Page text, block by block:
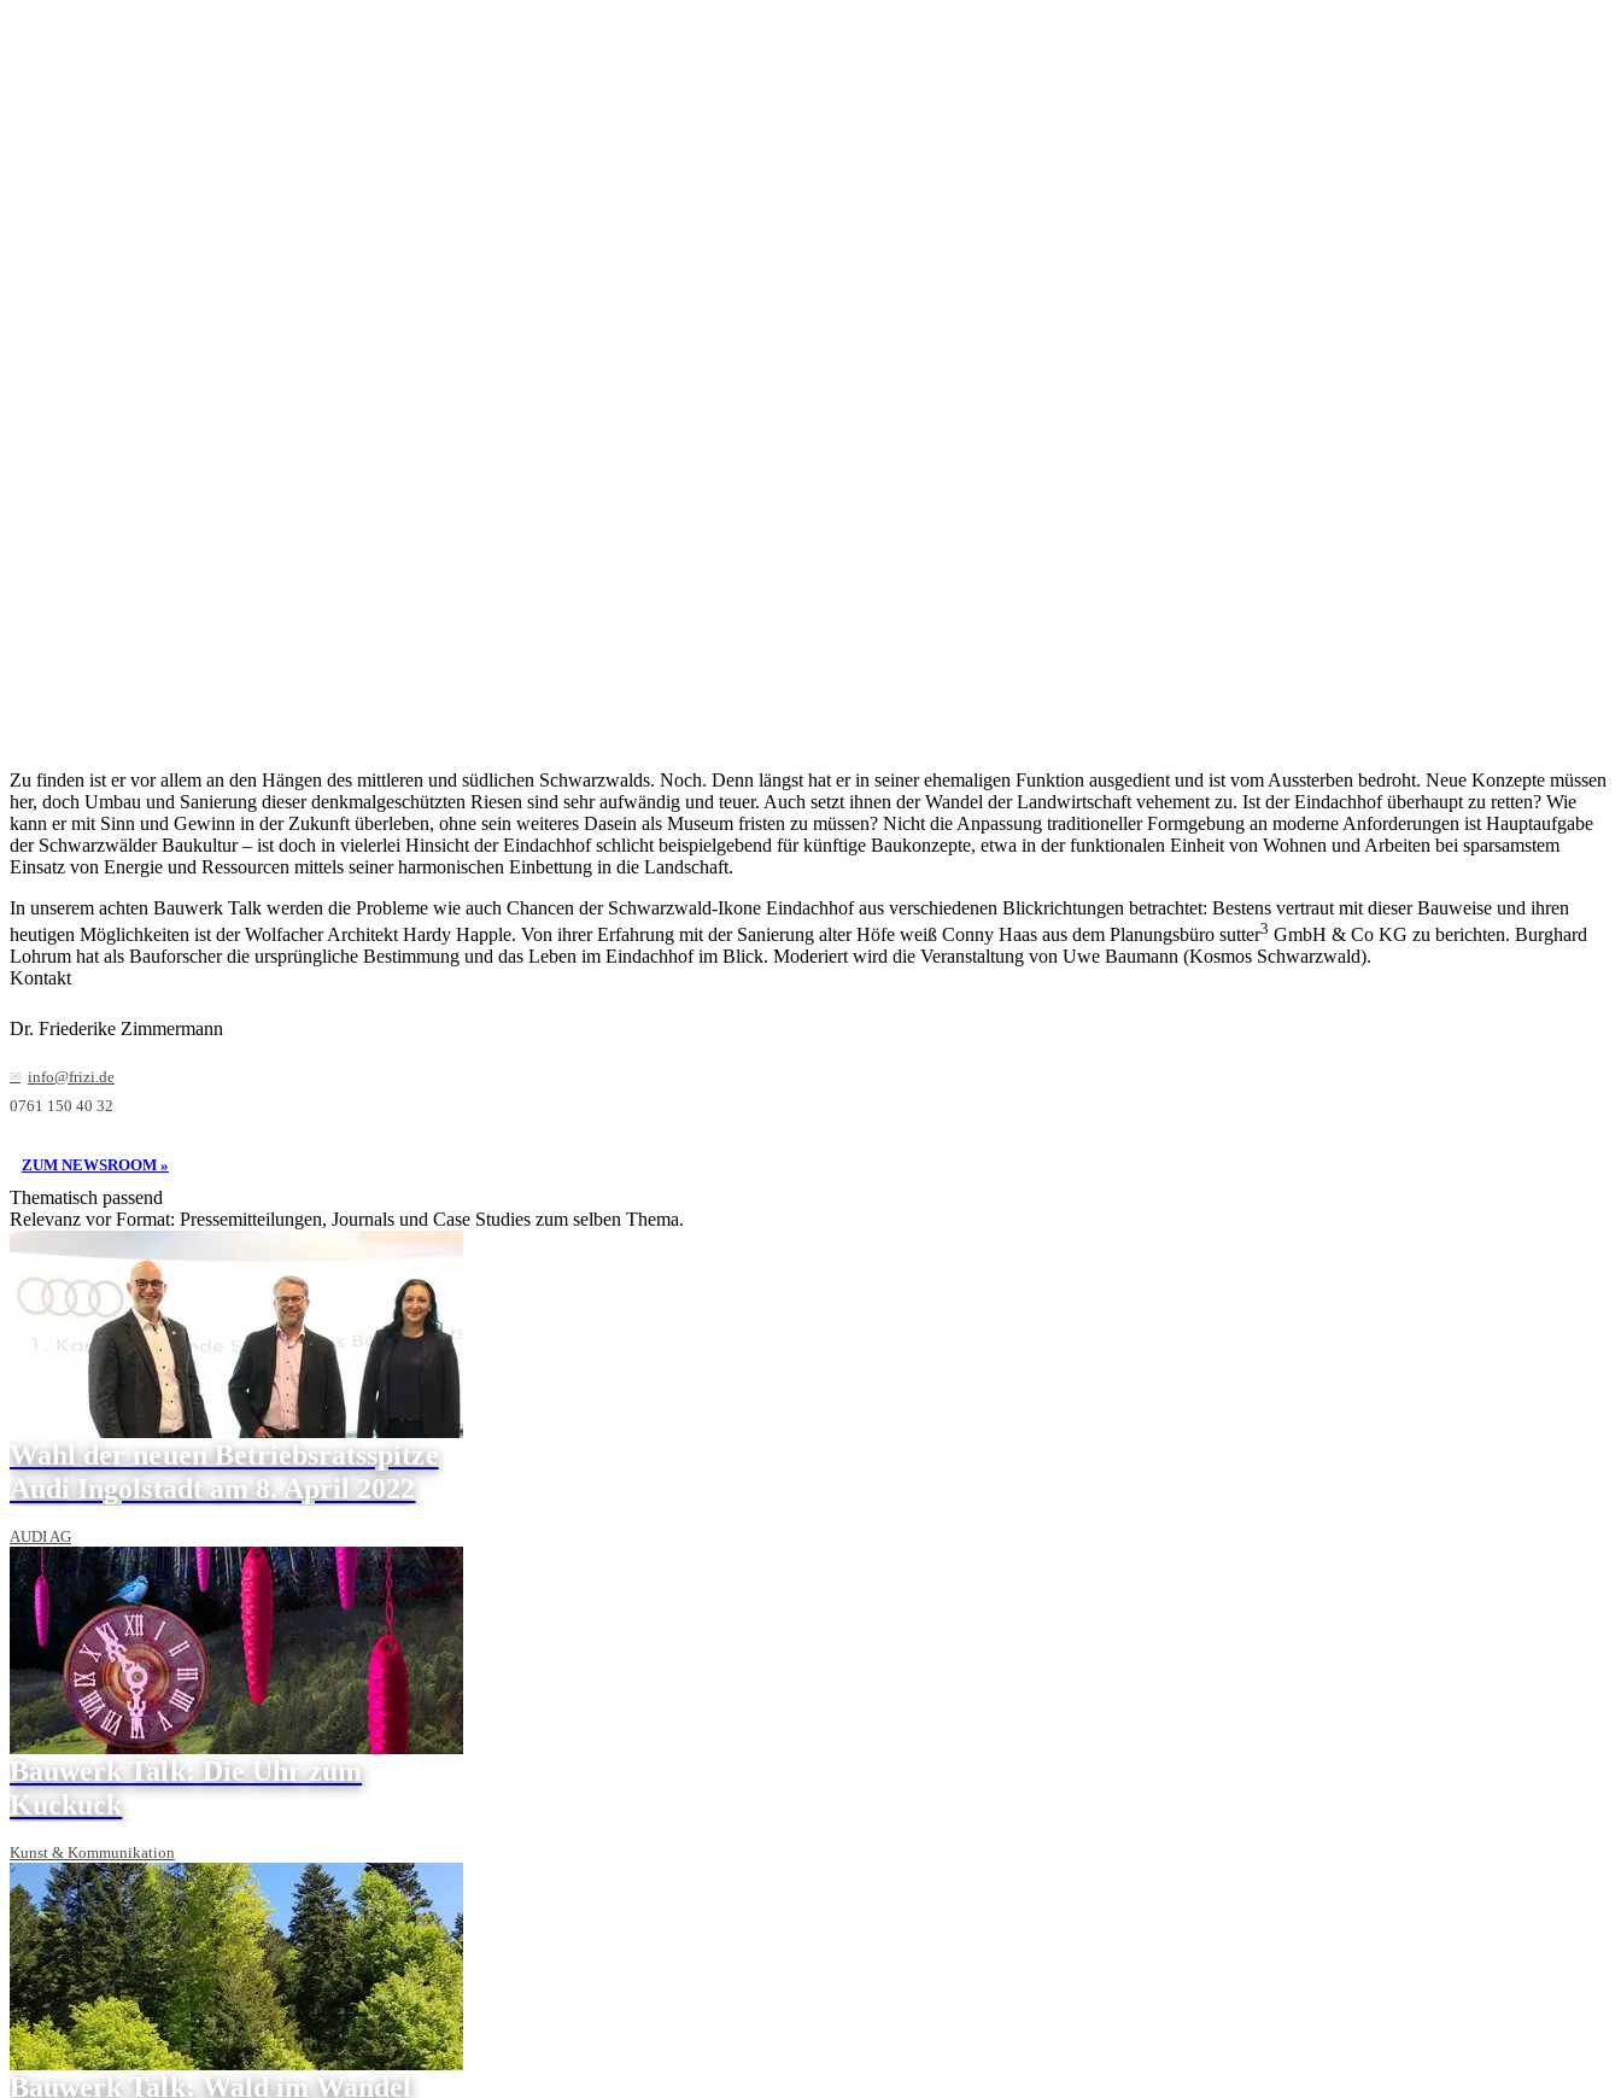
Zu finden ist er vor allem an den Hängen des mittleren und südlichen Schwarzwalds. Noch. Denn längst hat er in seiner ehemaligen Funktion ausgedient und ist vom Aussterben bedroht. Neue Konzepte müssen
her, doch Umbau und Sanierung dieser denkmalgeschützten Riesen sind sehr aufwändig und teuer. Auch setzt ihnen der Wandel der Landwirtschaft vehement zu. Ist der Eindachhof überhaupt zu retten? Wie
kann er mit Sinn und Gewinn in der Zukunft überleben, ohne sein weiteres Dasein als Museum fristen zu müssen? Nicht die Anpassung traditioneller Formgebung an moderne Anforderungen ist Hauptaufgabe
der Schwarzwälder Baukultur – ist doch in vielerlei Hinsicht der Eindachhof schlicht beispielgebend für künftige Baukonzepte, etwa in der funktionalen Einheit von Wohnen und Arbeiten bei sparsamstem
Einsatz von Energie und Ressourcen mittels seiner harmonischen Einbettung in die Landschaft.
In unserem achten Bauwerk Talk werden die Probleme wie auch Chancen der Schwarz­wald-Ikone Eindachhof aus verschiedenen Blickrichtungen betrachtet: Bestens vertraut mit dieser Bauweise und ihren
heutigen Möglichkeiten ist der Wolfacher Architekt Hardy Happle. Von ihrer Erfahrung mit der Sanierung alter Höfe weiß Conny Haas aus dem Planungsbüro sutter3 GmbH & Co KG zu berichten. Burghard
Lohrum hat als Bauforscher die ursprüngliche Bestimmung und das Leben im Eindachhof im Blick. Moderiert wird die Veranstaltung von Uwe Baumann (Kosmos Schwarz­wald).
Kontakt
Dr. Friederike Zimmermann
info@frizi.de
0761 150 40 32
ZUM NEWSROOM »
Thematisch passend
Relevanz vor Format: Pressemitteilungen, Journals und Case Studies zum selben Thema.
Wahl der neuen Betriebsratsspitze
Audi Ingolstadt am 8. April 2022
AUDI AG
Bauwerk Talk: Die Uhr zum
Kuckuck
Kunst & Kommunikation
Bauwerk Talk: Wald im Wandel